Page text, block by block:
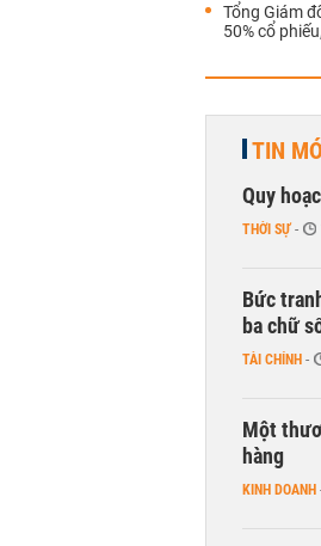
Tổng Giám
50% cổ
TIN
Quy
THỜI SỰ -
Bức
ba chữ
TÀI CHÍNH -
Một
hàng
KINH DOANH